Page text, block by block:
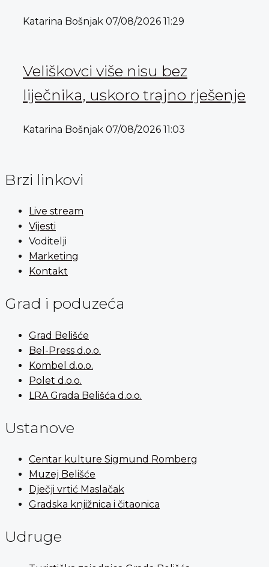
Katarina Bošnjak 07/08/2026 11:29
Veliškovci više nisu bez
liječnika, uskoro trajno rješenje
Katarina Bošnjak 07/08/2026 11:03
Brzi linkovi
Live stream
Vijesti
Voditelji
Marketing
Kontakt
Grad i poduzeća
Grad Belišće
Bel-Press d.o.o.
Kombel d.o.o.
Polet d.o.o.
LRA Grada Belišća d.o.o.
Ustanove
Centar kulture Sigmund Romberg
Muzej Belišće
Dječji vrtić Maslačak
Gradska knjižnica i čitaonica
Udruge